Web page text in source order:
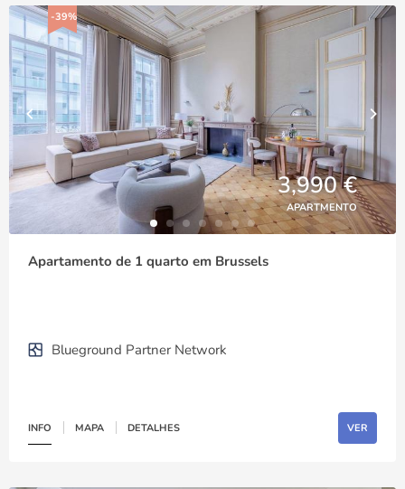
-39%
3,990 €
APARTMENTO
Apartamento de 1 quarto em Brussels
Blueground Partner Network
INFO MAPA DETALHES VER